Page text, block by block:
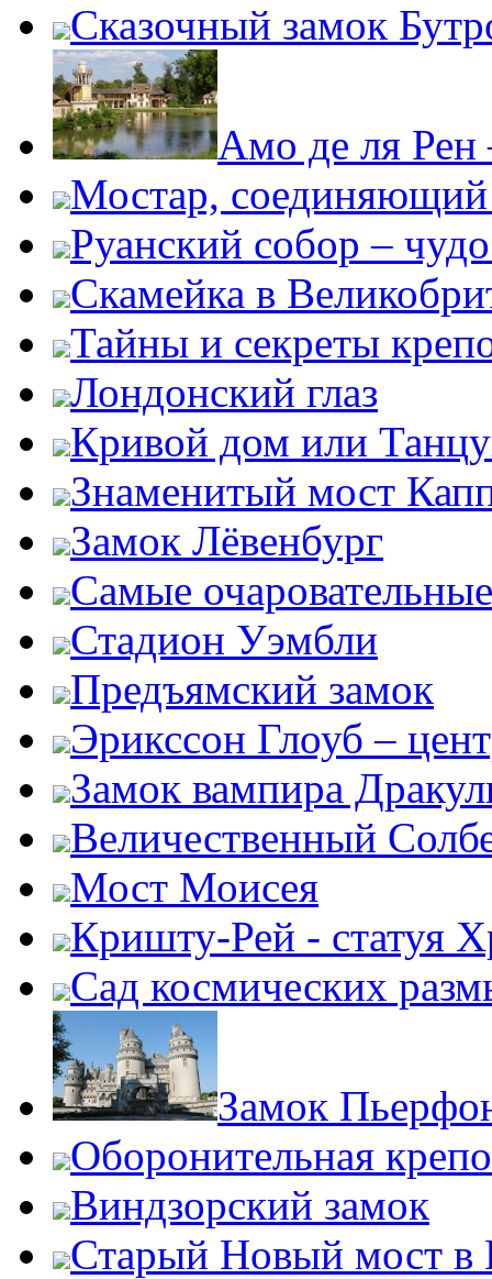
Сказочный замок
Амо де ля Рен
Мостар, соединяющий
Руанский собор –
Скамейка в
Тайны и секреты
Лондонский глаз
Кривой дом или
Знаменитый мост
Замок Лёвенбург
Самые
Стадион Уэмбли
Предъямский замок
Эрикссон Глоуб –
Замок вампира
Величественный
Мост Моисея
Кришту-Рей - статуя
Сад космических
Замок
Оборонительная
Виндзорский замок
Старый Новый мост в